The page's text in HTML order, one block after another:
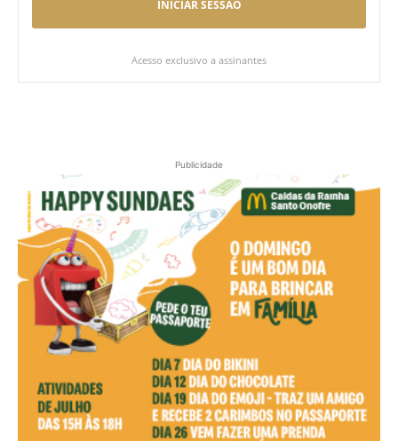
INICIAR SESSÃO
Acesso exclusivo a assinantes
Publicidade